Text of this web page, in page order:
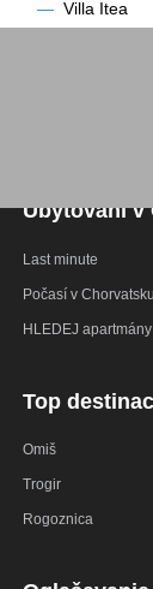
— Villa Itea
Ubytování v
Last minute
Počasí v Chorvatsku
HLEDEJ apartmány
Top
Omiš
Trogir
Rogoznica